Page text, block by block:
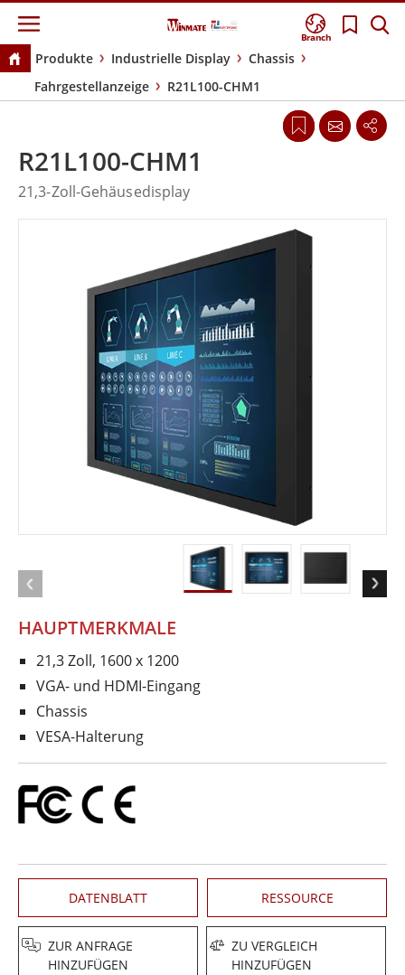
Branch
Produkte Industrielle Display
Chassis
Fahrgestellanzeige
R21L100-CHM1
HAUPTMERKMALE
21,3 Zoll, 1600 x 1200
VGA- und HDMI-Eingang
Chassis
VESA-Halterung
DATENBLATT RESSOURCE
ZUR ANFRAGE
HINZUFÜGEN
ZU VERGLEICH
HINZUFÜGEN
R21L100-CHM1
21,3-Zoll-Gehäusedisplay